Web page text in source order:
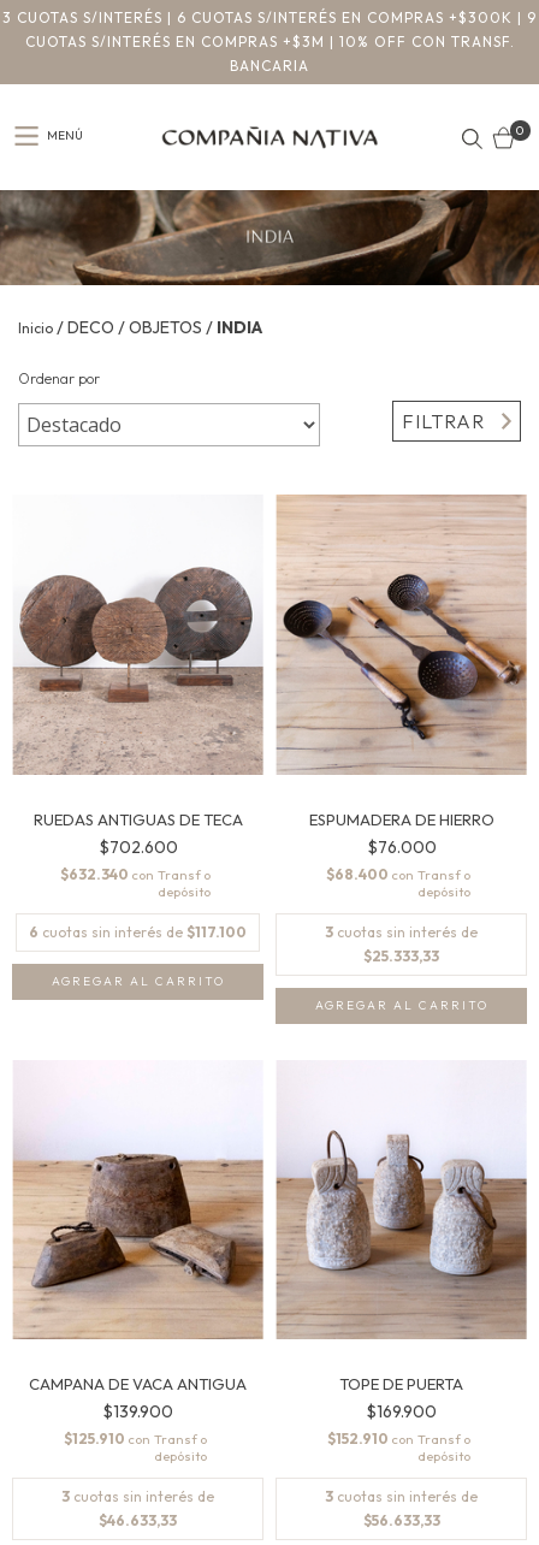
3 CUOTAS S/INTERÉS | 6 CUOTAS S/INTERÉS EN COMPRAS +$300K | 9
CUOTAS S/INTERÉS EN COMPRAS +$3M | 10% OFF CON TRANSF.
BANCARIA
MENÚ 0
Inicio /DECO /OBJETOS / INDIA
Ordenar por
FILTRAR
RUEDAS ANTIGUAS DE TECA
$702.600
$632.340 con
6 cuotas sin interés de $117.100
AGREGAR AL CARRITO
ESPUMADERA DE HIERRO
$76.000
$68.400 con
3 cuotas sin interés de
$25.333,33
CAMPANA DE VACA ANTIGUA
$139.900
$125.910 con
3 cuotas sin interés de
$46.633,33
TOPE DE PUERTA
$169.900
$152.910 con
3 cuotas sin interés de
$56.633,33